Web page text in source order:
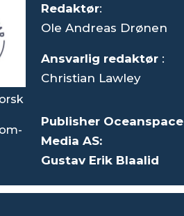
Redaktør:
Ole Andreas Drønen
Ansvarlig redaktør :
Christian Lawley
Publisher Oceanspace
Media AS:
Gustav Erik Blaalid